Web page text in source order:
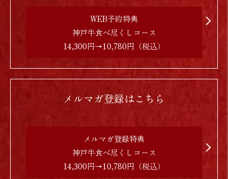
WEB予約特典
神戸牛食べ尽くしコース
14,300円→10,780円（税込）
メルマガ登録はこちら
メルマガ登録特典
神戸牛食べ尽くしコース
14,300円→10,780円（税込）